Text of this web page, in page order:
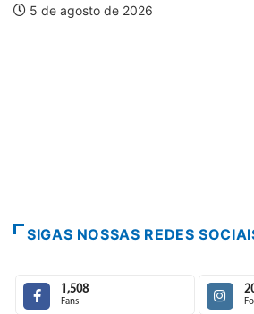
5 de agosto de 2026
SIGAS NOSSAS REDES
1,508
Fans